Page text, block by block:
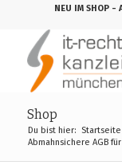
NEU IM SHOP -
Shop
Du bist hier: Startseite
Abmahnsichere AGB